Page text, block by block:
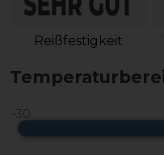
Reißfestigkeit